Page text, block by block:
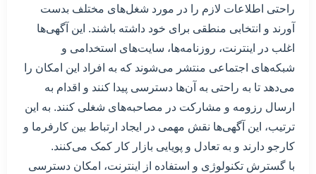
راحتی اطلاعات لازم را در مورد شغل‌های مختلف بدست
آورند و انتخابی منطقی برای خود داشته باشند. این آگهی‌ها
اغلب در اینترنت، روزنامه‌ها، سایت‌های استخدامی و
شبکه‌های اجتماعی منتشر می‌شوند که به افراد این امکان را
می‌دهد تا به راحتی به آن‌ها دسترسی پیدا کنند و اقدام به
ارسال رزومه و مشارکت در مصاحبه‌های شغلی کنند. به این
ترتیب، این آگهی‌ها نقش مهمی در ایجاد ارتباط بین کارفرما و
کارجو دارند و به تعادل و پویایی بازار کار کمک می‌کنند.
با گسترش تکنولوژی و استفاده از اینترنت، امکان دسترسی